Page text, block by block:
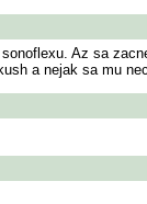
Az sa
a nejak sa mu